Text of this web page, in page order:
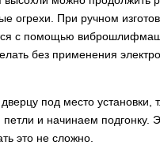
огрехи. При ручном
с помощью
без применения
под место
и начинаем подгонку.
это не сложно.